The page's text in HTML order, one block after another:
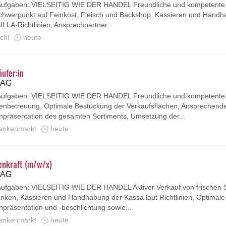
VIELSEITIG WIE DER HANDEL Freundliche und
auf Feinkost, Fleisch und Backshop, Kassieren und
Richtlinien, Ansprechpartner...
heute
VIELSEITIG WIE DER HANDEL Freundliche und kompetente
Optimale Bestückung der Verkaufsflächen,
des gesamten Sortiments, Umsetzung der...
heute
(m/w/x)
VIELSEITIG WIE DER HANDEL Aktiver Verkauf von frischen
Kassieren und Handhabung der Kassa laut Richtlinien, Optimale
und -beschlichtung sowie...
heute